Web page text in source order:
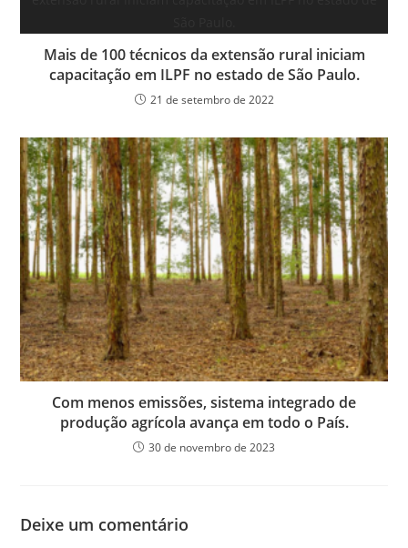
Mais de 100 técnicos da extensão rural iniciam
capacitação em ILPF no estado de São Paulo.
21 de setembro de 2022
Com menos emissões, sistema integrado de
produção agrícola avança em todo o País.
30 de novembro de 2023
Deixe um comentário